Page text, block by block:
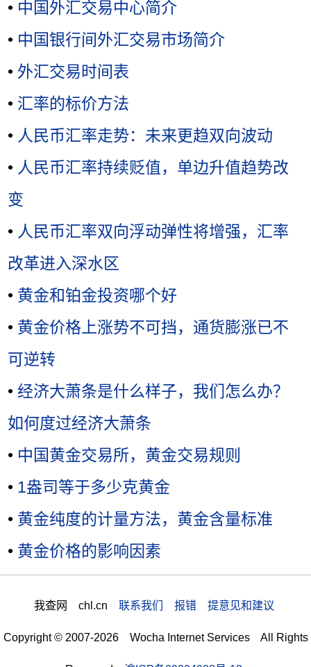
• 中国外汇交易中心简介
• 中国银行间外汇交易市场简介
• 外汇交易时间表
• 汇率的标价方法
• 人民币汇率走势：未来更趋双向波动
• 人民币汇率持续贬值，单边升值趋势改
变
• 人民币汇率双向浮动弹性将增强，汇率
改革进入深水区
• 黄金和铂金投资哪个好
• 黄金价格上涨势不可挡，通货膨涨已不
可逆转
• 经济大萧条是什么样子，我们怎么办？
如何度过经济大萧条
• 中国黄金交易所，黄金交易规则
• 1盎司等于多少克黄金
• 黄金纯度的计量方法，黄金含量标准
• 黄金价格的影响因素
我查网 chl.cn 联系我们 报错 提意见和建议
Copyright © 2007-2026 Wocha Internet Services All Rights